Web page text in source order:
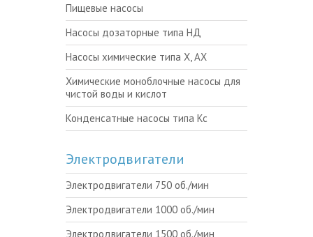
Пищевые насосы
Насосы дозаторные типа НД
Насосы химические типа Х, АХ
Химические моноблочные насосы для
чистой воды и кислот
Конденсатные насосы типа Кс
Электродвигатели
Электродвигатели 750 об./мин
Электродвигатели 1000 об./мин
Электродвигатели 1500 об./мин